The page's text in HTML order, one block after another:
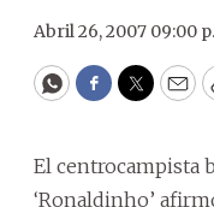
Abril 26, 2007 09:00
WhatsApp
Facebook
Twitter
El centrocampista
‘Ronaldinho’